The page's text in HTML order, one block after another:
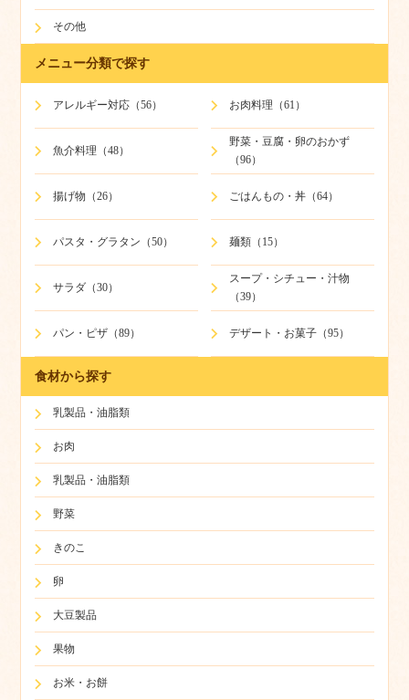
その他
メニュー分類で探す
アレルギー対応（56） お肉料理（61）
魚介料理（48）
野菜・豆腐・卵のおかず
（96）
揚げ物（26） ごはんもの・丼（64）
パスタ・グラタン（50） 麺類（15）
サラダ（30）
スープ・シチュー・汁物
（39）
パン・ピザ（89） デザート・お菓子（95）
食材から探す
乳製品・油脂類
お肉
乳製品・油脂類
野菜
きのこ
卵
大豆製品
果物
お米・お餅